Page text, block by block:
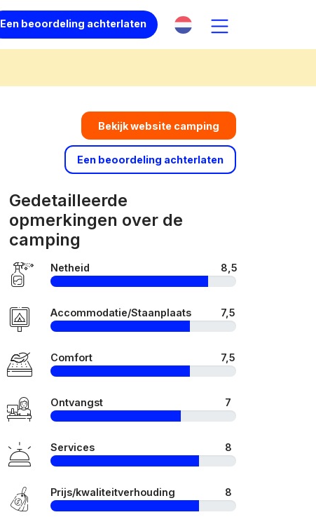
Een beoordeling achterlaten
Bekijk website camping
Een beoordeling achterlaten
Gedetailleerde
opmerkingen over de
camping
Netheid 8,5
Accommodatie/Staanplaats 7,5
Comfort 7,5
Ontvangst 7
Services 8
Prijs/kwaliteitverhouding 8